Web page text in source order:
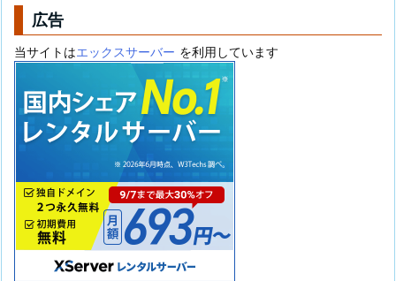
広告
当サイトはエックスサーバー を利用しています